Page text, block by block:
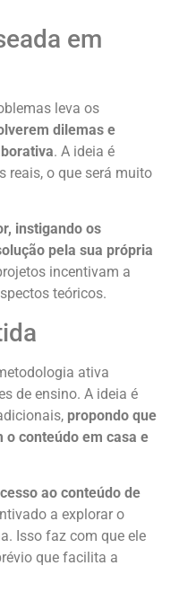
em
leva os
dilemas e
. A ideia é
reais, o que será muito
instigando os
pela sua própria
incentivam a
teóricos.
ativa
de ensino. A ideia é
propondo que
conteúdo em casa e
ao conteúdo de
a explorar o
Isso faz com que ele
que facilita a